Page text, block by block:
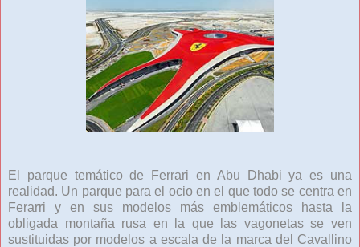
El parque temático de Ferrari en Abu Dhabi ya es una
realidad. Un parque para el ocio en el que todo se centra en
Ferarri y en sus modelos más emblemáticos hasta la
obligada montaña rusa en la que las vagonetas se ven
sustituidas por modelos a escala de la marca del Cavallino